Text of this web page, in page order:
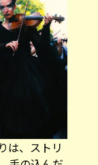
は、ストリ